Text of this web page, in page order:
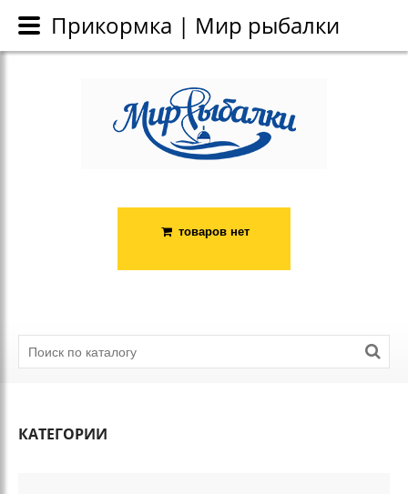
товаров нет
КАТЕГОРИИ
Каталог
Прикормка | Мир рыбалки
Прикормка | Мир рыбалки